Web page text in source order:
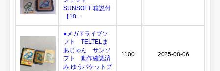
SUNSOFT 箱説付
【10...
●メガドライブソ
フト TELTELま
あじゃん サンソ
フト 動作確認済
み ゆうパケットプ
1100 2025-08-06